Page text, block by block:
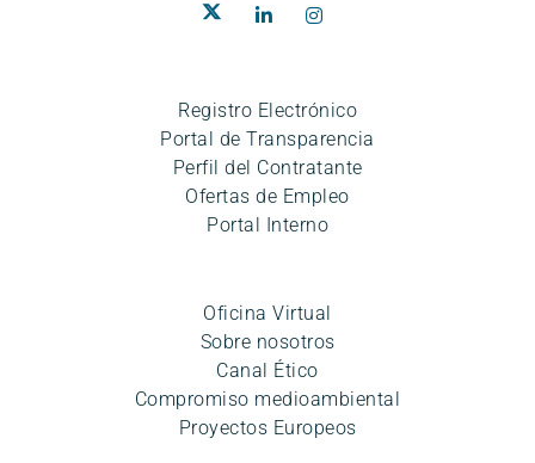
Registro Electrónico
Portal de Transparencia
Perfil del Contratante
Ofertas de Empleo
Portal Interno
Oficina Virtual
Sobre nosotros
Canal Ético
Compromiso medioambiental
Proyectos Europeos